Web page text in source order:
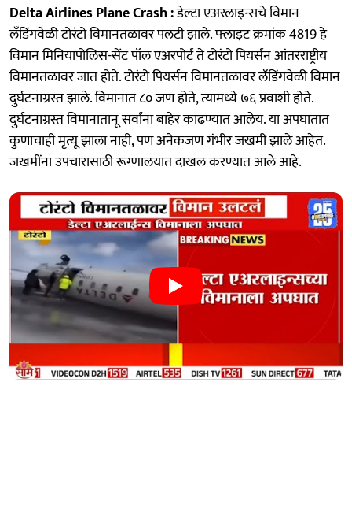
Delta Airlines Plane Crash :डेल्टा एअरलाइन्सचे विमान
लँडिंगवेळी टोरंटो विमानतळावर पलटी झाले. फ्लाइट क्रमांक 4819 हे
विमान मिनियापोलिस-सेंट पॉल एअरपोर्ट ते टोरंटो पियर्सन आंतरराष्ट्रीय
विमानतळावर जात होते. टोरंटो पियर्सन विमानतळावर लँडिंगवेळी विमान
दुर्घटनाग्रस्त झाले. विमानात ८० जण होते, त्यामध्ये ७६ प्रवाशी होते.
दुर्घटनाग्रस्त विमानातानू सर्वांना बाहेर काढण्यात आलेय. या अपघातात
कुणाचाही मृत्यू झाला नाही, पण अनेकजण गंभीर जखमी झाले आहेत.
जखमींना उपचारासाठी रूग्णालयात दाखल करण्यात आले आहे.